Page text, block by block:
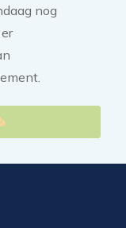
nog